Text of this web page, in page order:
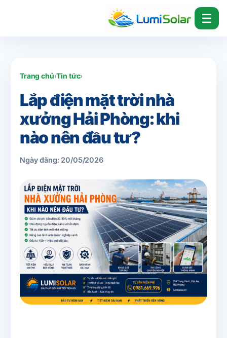
☰
Trang chủ›Tin tức›
Lắp điện mặt trời nhà
xưởng Hải Phòng: khi
nào nên đầu tư?
Ngày đăng: 20/05/2026